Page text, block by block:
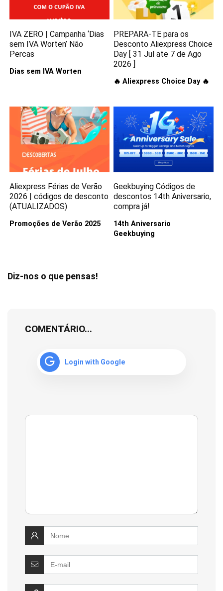
IVA ZERO | Campanha ‘Dias
sem IVA Worten’ Não
Percas
Dias sem IVA Worten
PREPARA-TE para os
Desconto Aliexpress Choice
Day [ 31 Jul ate 7 de Ago
2026 ]
🔥 Aliexpress Choice Day 🔥
Aliexpress Férias de Verão
2026 | códigos de desconto
(ATUALIZADOS)
Promoções de Verão 2025
Geekbuying Códigos de
descontos 14th Aniversario,
compra já!
14th Aniversario
Geekbuying
Diz-nos o que pensas!
COMENTÁRIO...
Login with Google